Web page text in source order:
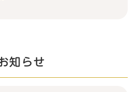
知らせ